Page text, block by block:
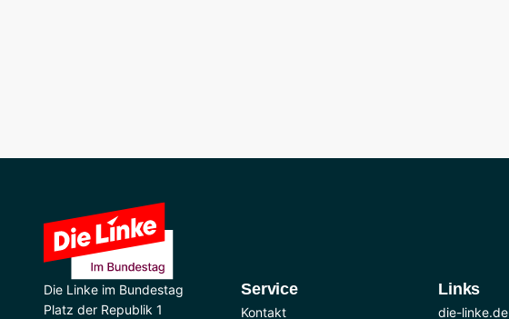
Die Linke im Bundestag
Platz der Republik 1
Service
Kontakt
Links
die-linke.de